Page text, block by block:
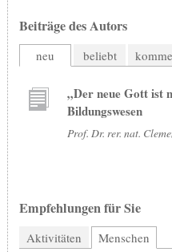
Beiträge des Autors
neu beliebt
„Der neue Gott ist
Bildungswesen
Prof. Dr. rer. nat.
Empfehlungen für Sie
Aktivitäten Menschen